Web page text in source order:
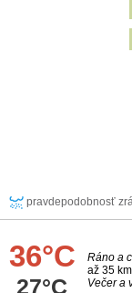
pravdepodobnosť
36°C
27°C
Ráno a
až 35
Večer a